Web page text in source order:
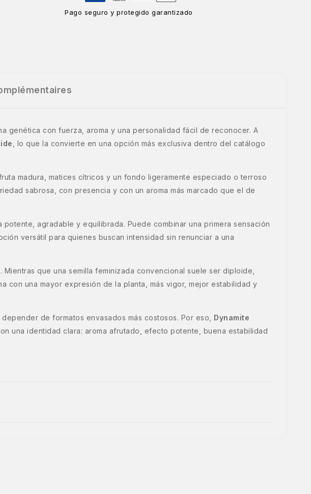
Pago seguro y protegido garantizado
genética con fuerza, aroma y una personalidad fácil de reconocer. A
, lo que la convierte en una opción más exclusiva dentro del catálogo
madura, matices cítricos y un fondo ligeramente especiado o terroso
sabrosa, con presencia y con un aroma más marcado que el de
agradable y equilibrada. Puede combinar una primera sensación
versátil para quienes buscan intensidad sin renunciar a una
que una semilla feminizada convencional suele ser diploide,
con una mayor expresión de la planta, más vigor, mejor estabilidad y
de formatos envasados más costosos. Por eso, Dynamite
una identidad clara: aroma afrutado, efecto potente, buena estabilidad